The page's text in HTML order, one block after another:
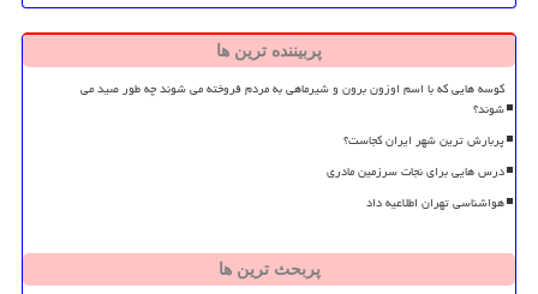
پربیننده ترین ها
کوسه هایی که با اسم اوزون برون و شیرماهی به مردم فروخته می شوند چه طور صید می
شوند؟
پربارش ترین شهر ایران کجاست؟
درس هایی برای نجات سرزمین مادری
هواشناسی تهران اطلاعیه داد
پربحث ترین ها